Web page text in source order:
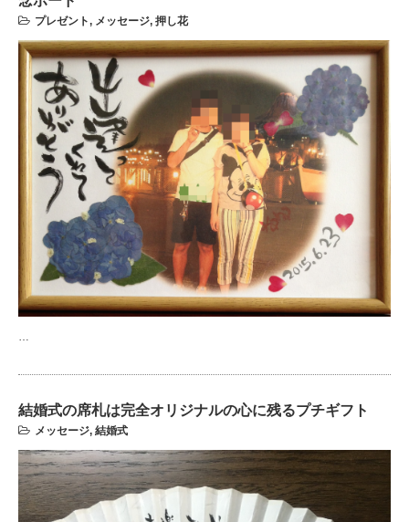
プレゼント, メッセージ, 押し花
…
結婚式の席札は完全オリジナルの心に残るプチギフト
メッセージ, 結婚式